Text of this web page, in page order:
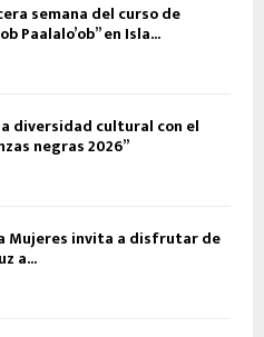
semana del curso de
Paalalo’ob” en Isla...
diversidad cultural con el
negras 2026”
Mujeres invita a disfrutar de
a...